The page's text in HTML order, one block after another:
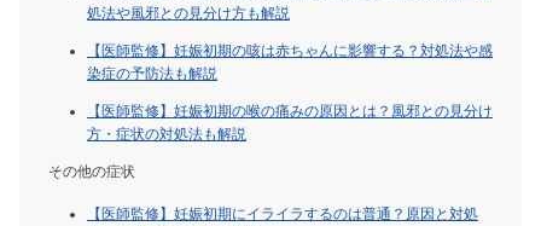
処法や風邪との見分け方も解説
【医師監修】妊娠初期の咳は赤ちゃんに影響する？対処法や感
染症の予防法も解説
【医師監修】妊娠初期の喉の痛みの原因とは？風邪との見分け
方・症状の対処法も解説
その他の症状
【医師監修】妊娠初期にイライラするのは普通？原因と対処